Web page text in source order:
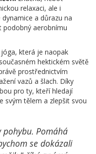
relaxaci, ale i
a důrazu na
podobný aerobnímu
která je naopak
hektickém světě
prostřednictvím
vazů a šlach. Díky
pro ty, kteří hledají
svým tělem a zlepšit svou
pohybu. Pomáhá
se dokázali